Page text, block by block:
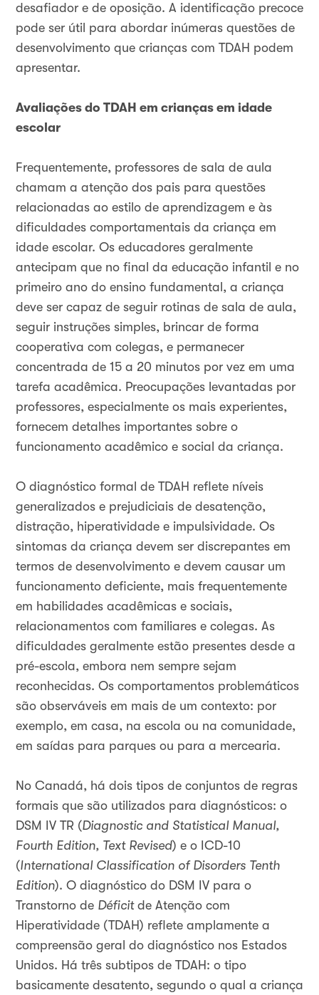
desafiador e de oposição. A identificação precoce
pode ser útil para abordar inúmeras questões de
desenvolvimento que crianças com TDAH podem
apresentar.
Avaliações do TDAH em crianças em idade
escolar
Frequentemente, professores de sala de aula
chamam a atenção dos pais para questões
relacionadas ao estilo de aprendizagem e às
dificuldades comportamentais da criança em
idade escolar. Os educadores geralmente
antecipam que no final da educação infantil e no
primeiro ano do ensino fundamental, a criança
deve ser capaz de seguir rotinas de sala de aula,
seguir instruções simples, brincar de forma
cooperativa com colegas, e permanecer
concentrada de 15 a 20 minutos por vez em uma
tarefa acadêmica. Preocupações levantadas por
professores, especialmente os mais experientes,
fornecem detalhes importantes sobre o
funcionamento acadêmico e social da criança.
O diagnóstico formal de TDAH reflete níveis
generalizados e prejudiciais de desatenção,
distração, hiperatividade e impulsividade. Os
sintomas da criança devem ser discrepantes em
termos de desenvolvimento e devem causar um
funcionamento deficiente, mais frequentemente
em habilidades acadêmicas e sociais,
relacionamentos com familiares e colegas. As
dificuldades geralmente estão presentes desde a
pré-escola, embora nem sempre sejam
reconhecidas. Os comportamentos problemáticos
são observáveis em mais de um contexto: por
exemplo, em casa, na escola ou na comunidade,
em saídas para parques ou para a mercearia.
No Canadá, há dois tipos de conjuntos de regras
formais que são utilizados para diagnósticos: o
DSM IV TR (Diagnostic and Statistical Manual,
Fourth Edition, Text Revised) e o ICD-10
(International Classification of Disorders Tenth
Edition). O diagnóstico do DSM IV para o
Transtorno de Déficitde Atenção com
Hiperatividade (TDAH) reflete amplamente a
compreensão geral do diagnóstico nos Estados
Unidos. Há três subtipos de TDAH: o tipo
basicamente desatento, segundo o qual a criança